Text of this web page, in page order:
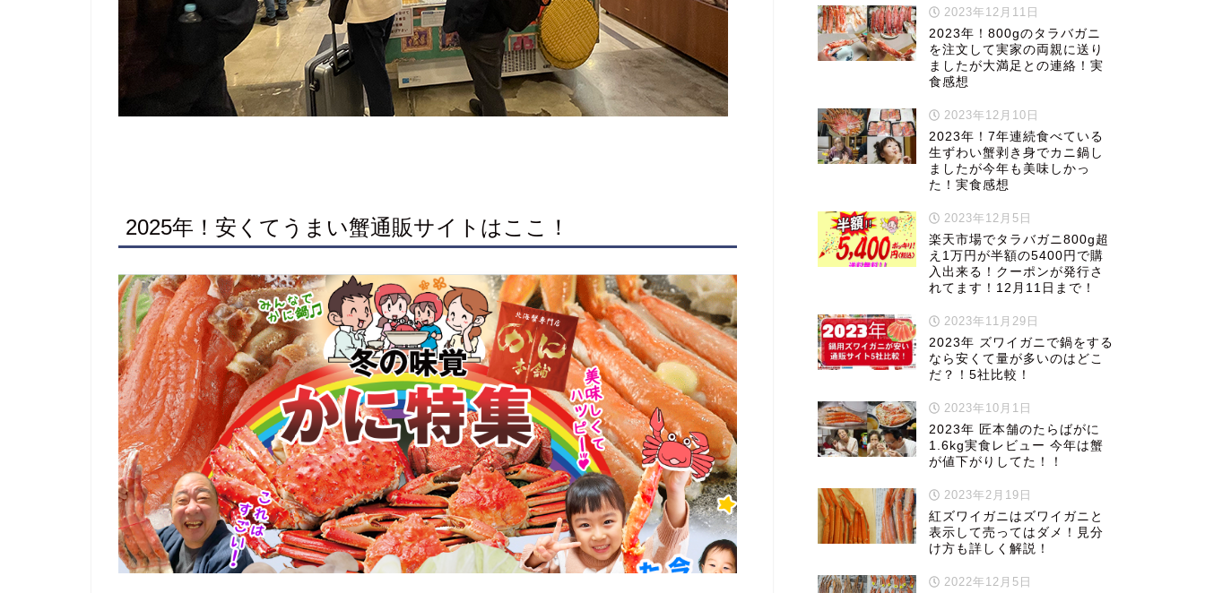
2025年！安くてうまい蟹通販サイトはここ！
2023年12月11日
2023年！800gのタラバガニ
を注文して実家の両親に送り
ましたが大満足との連絡！実
食感想
2023年12月10日
2023年！7年連続食べている
生ずわい蟹剥き身でカニ鍋し
ましたが今年も美味しかっ
た！実食感想
2023年12月5日
楽天市場でタラバガニ800g超
え1万円が半額の5400円で購
入出来る！クーポンが発行さ
れてます！12月11日まで！
2023年11月29日
2023年 ズワイガニで鍋をする
なら安くて量が多いのはどこ
だ？！5社比較！
2023年10月1日
2023年 匠本舗のたらばがに
1.6kg実食レビュー 今年は蟹
が値下がりしてた！！
2023年2月19日
紅ズワイガニはズワイガニと
表示して売ってはダメ！見分
け方も詳しく解説！
2022年12月5日